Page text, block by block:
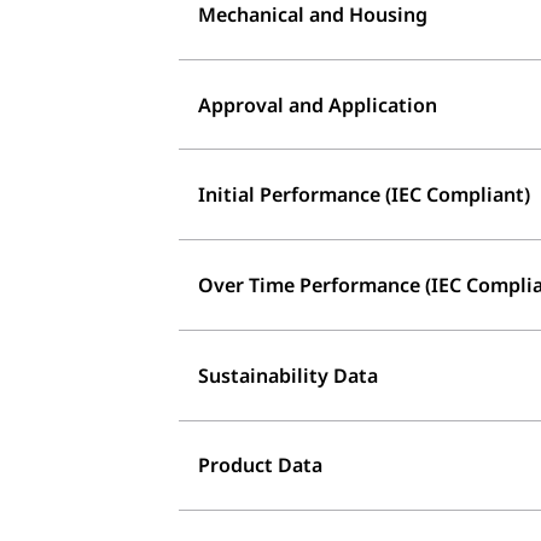
Mechanical and Housing
Approval and Application
Initial Performance (IEC Compliant)
Over Time Performance (IEC
Sustainability Data
Product Data